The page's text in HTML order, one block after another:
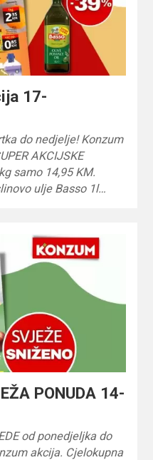
17-
do nedjelje! Konzum
AKCIJSKE
samo 14,95 KM.
ulje Basso 1l…
PONUDA 14-
od ponedjeljka do
akcija. Cjelokupna